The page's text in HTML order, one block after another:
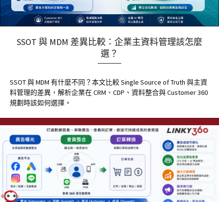
SSOT 與 MDM 差異比較：企業主資料管理該怎麼
選？
SSOT 與 MDM 有什麼不同？本文比較 Single Source of Truth 與主資
料管理的差異，解析企業在 CRM、CDP、資料整合與 Customer 360
規劃時該如何選擇。